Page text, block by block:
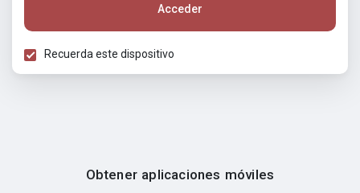
Acceder
Recuerda este dispositivo
Obtener aplicaciones móviles